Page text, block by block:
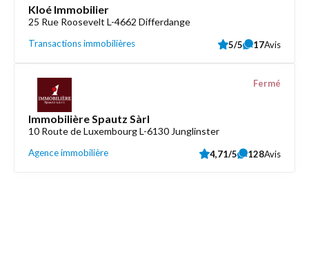
Kloé Immobilier
25 Rue Roosevelt L-4662 Differdange
Transactions immobilières 5/5 17Avis
Immobilière Spautz Sàrl
10 Route de Luxembourg L-6130 Junglinster
Agence immobilière
Fermé
4,71/5 128Avis